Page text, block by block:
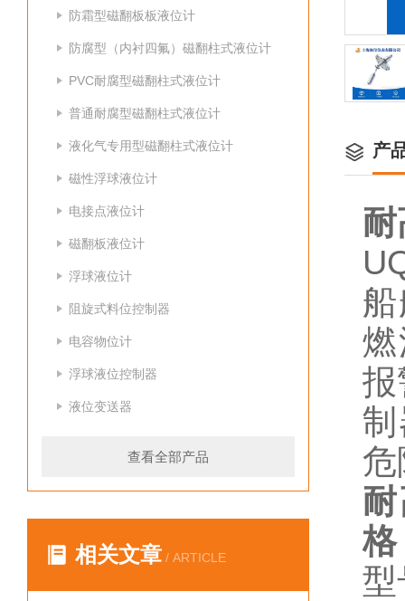
防霜型磁翻板板液位计
防腐型（内衬四氟）磁翻柱式液位计
PVC耐腐型磁翻柱式液位计
普通耐腐型磁翻柱式液位计
液化气专用型磁翻柱式液位计
磁性浮球液位计
电接点液位计
磁翻板液位计
浮球液位计
阻旋式料位控制器
电容物位计
浮球液位控制器
液位变送器
查看全部产品
相关文章 / ARTICLE
产
报
危
耐
格
型